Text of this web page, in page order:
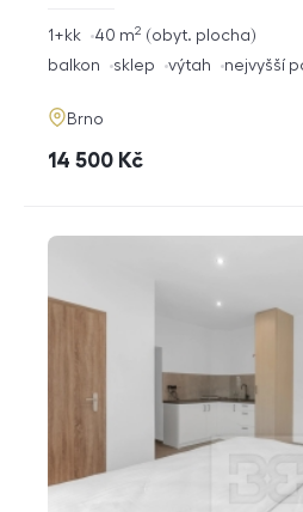
rozměry
1+kk obyt. plocha
40 m2
funkce
balkon sklep výtah nejvyšší
adresa
Brno
cena
14 500 Kč